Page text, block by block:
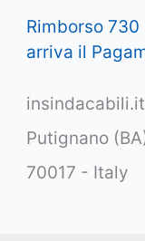
Rimborso
arriva il
Putignano
70017 - Italy